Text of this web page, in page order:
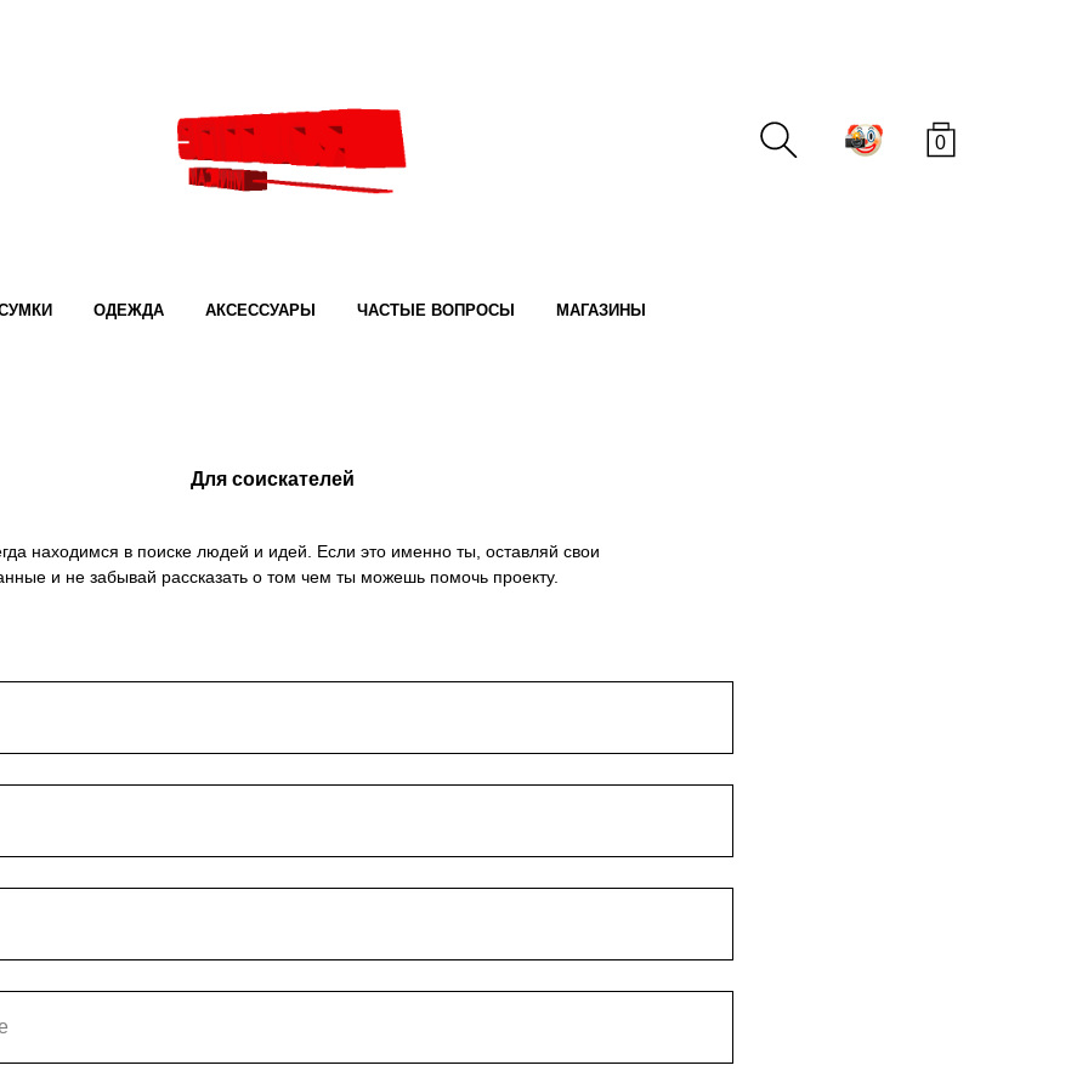
0
ОДЕЖДА АКСЕССУАРЫ ЧАСТЫЕ ВОПРОСЫ МАГАЗИНЫ
Для соискателей
находимся в поиске людей и идей. Если это именно ты, оставляй свои
и не забывай рассказать о том чем ты можешь помочь проекту.